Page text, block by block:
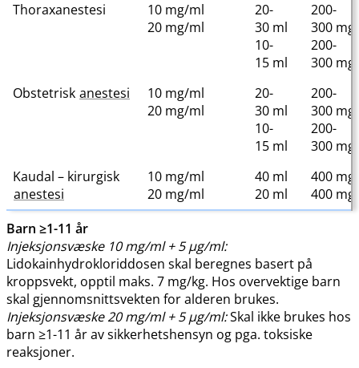
Thoraxanestesi
10 mg/ml
20 mg/ml
20-
30 ml
10-
15 ml
200-
300 mg
200-
300 mg
Obstetrisk anestesi
10 mg/ml
20 mg/ml
20-
30 ml
10-
15 ml
200-
300 mg
200-
300 mg
Kaudal – kirurgisk
anestesi
10 mg/ml
20 mg/ml
40 ml
20 ml
400 mg
400 mg
Barn ≥1-11 år
Injeksjonsvæske 10 mg/ml + 5 μg​/​ml:
Lidokainhydrokloriddosen skal beregnes basert på
kroppsvekt, opptil maks. 7 mg​/​kg. Hos overvektige barn
skal gjennomsnittsvekten for alderen brukes.
Injeksjonsvæske 20 mg/ml + 5 μg​/​ml:Skal ikke brukes hos
barn ≥1-11 år av sikkerhetshensyn og pga. toksiske
reaksjoner.